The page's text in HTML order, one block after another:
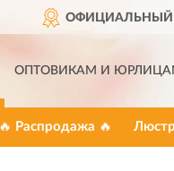
ОФИЦИАЛЬНЫЙ
ОПТОВИКАМ И
🔥 Распродажа 🔥